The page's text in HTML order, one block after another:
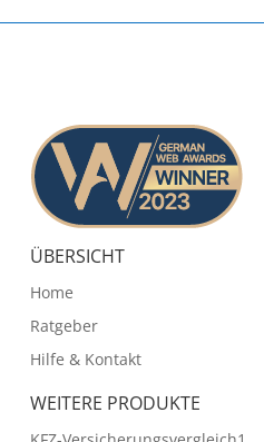
ÜBERSICHT
Home
Ratgeber
Hilfe & Kontakt
WEITERE PRODUKTE